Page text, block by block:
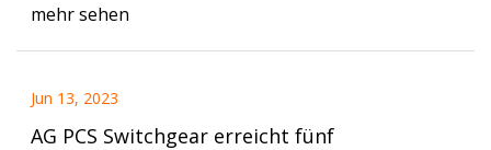
mehr sehen
Jun 13, 2023
AG PCS Switchgear erreicht fünf